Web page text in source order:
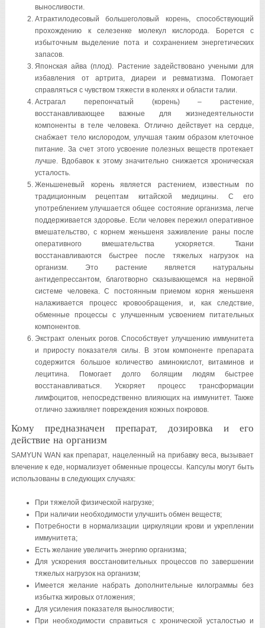
выносливости.
Атрактилодесовый большеголовый корень, способствующий
прохождению к селезенке молекул кислорода. Борется с
избыточным выделение пота и сохранением энергетических
запасов.
Японская айва (плод). Растение задействовано учеными для
избавления от артрита, диареи и ревматизма. Помогает
справляться с чувством тяжести в коленях и области талии.
Астрагал перепончатый (корень) – растение,
восстанавливающее важные для жизнедеятельности
компоненты в теле человека. Отлично действует на сердце,
снабжает тело кислородом, улучшая таким образом клеточное
питание. За счет этого усвоение полезных веществ протекает
лучше. Вдобавок к этому значительно снижается хроническая
усталость.
Женьшеневый корень является растением, известным по
традиционным рецептам китайской медицины. С его
употреблением улучшается общее состояние организма, легче
поддерживается здоровье. Если человек пережил оперативное
вмешательство, с корнем женьшеня заживление раны после
оперативного вмешательства ускоряется. Ткани
восстанавливаются быстрее после тяжелых нагрузок на
организм. Это растение является натуральны
антидепрессантом, благотворно сказывающемся на нервной
системе человека. С постоянным приемом корня женьшеня
налаживается процесс кровообращения, и, как следствие,
обменные процессы с улучшенным усвоением питательных
компонентов.
Экстракт оленьих рогов. Способствует улучшению иммунитета
и приросту показателя силы. В этом компоненте препарата
содержится большое количество аминокислот, витаминов и
лецитина. Помогает долго болящим людям быстрее
восстанавливаться. Ускоряет процесс трансформации
лимфоцитов, непосредственно влияющих на иммунитет. Также
отлично заживляет повреждения кожных покровов.
Кому предназначен препарат, дозировка и его
действие на организм
SAMYUN WAN как препарат, нацеленный на прибавку веса, вызывает
влечение к еде, нормализует обменные процессы. Капсулы могут быть
использованы в следующих случаях:
При тяжелой физической нагрузке;
При наличии необходимости улучшить обмен веществ;
Потребности в нормализации циркуляции крови и укреплении
иммунитета;
Есть желание увеличить энергию организма;
Для ускорения восстановительных процессов по завершении
тяжелых нагрузок на организм;
Имеется желание набрать дополнительные килограммы без
избытка жировых отложения;
Для усиления показателя выносливости;
При необходимости справиться с хронической усталостью и